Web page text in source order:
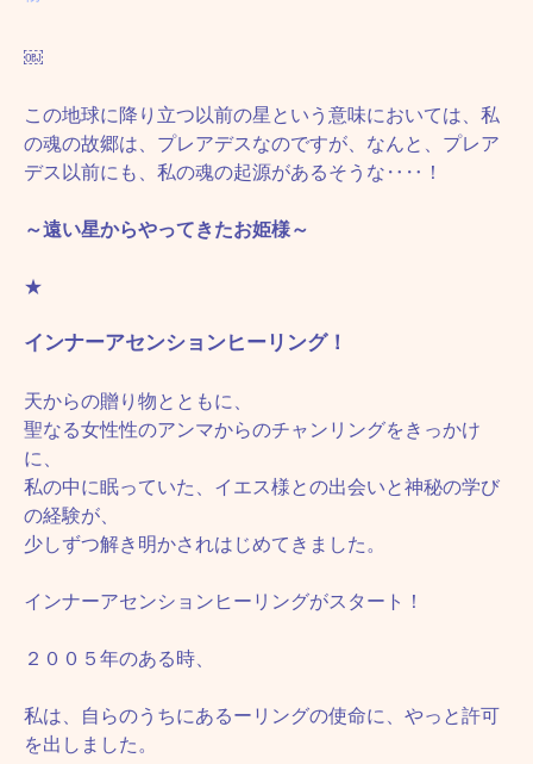
￼
この地球に降り立つ以前の星という意味においては、私
の魂の故郷は、プレアデスなのですが、なんと、プレア
デス以前にも、私の魂の起源があるそうな‥‥！
～遠い星からやってきたお姫様～
★
インナーアセンションヒーリング！
天からの贈り物とともに、
聖なる女性性のアンマからのチャンリングをきっかけ
に、
私の中に眠っていた、イエス様との出会いと神秘の学び
の経験が、
少しずつ解き明かされはじめてきました。
インナーアセンションヒーリングがスタート！
２００５年のある時、
私は、自らのうちにあるーリングの使命に、やっと許可
を出しました。